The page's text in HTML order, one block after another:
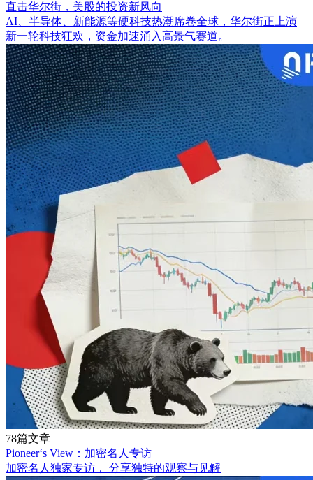
直击华尔街，美股的投资新风向
AI、半导体、新能源等硬科技热潮席卷全球，华尔街正上演
新一轮科技狂欢，资金加速涌入高景气赛道。
78篇文章
Pioneer‘s View：加密名人专访
加密名人独家专访， 分享独特的观察与见解